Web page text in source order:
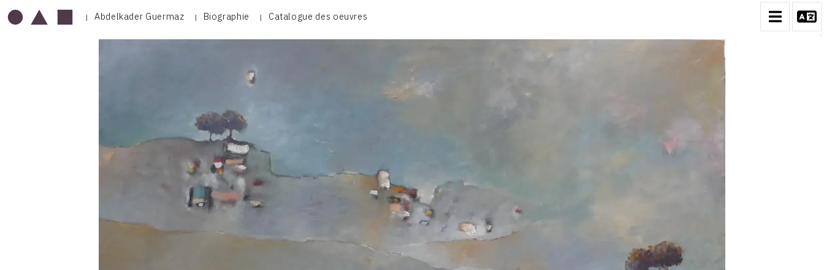
Abdelkader Guermaz Biographie Catalogue des oeuvres
A – RÉALITÉ POÉTIQUE – 1940-1960
B – COMPOSITIONS ABSTRAITES – 1960-1968
E – PAYSAGES SYMBOLIQUES – 1975-1996
DESSINS – GRAVURES – GOUACHES – AQUARELLES